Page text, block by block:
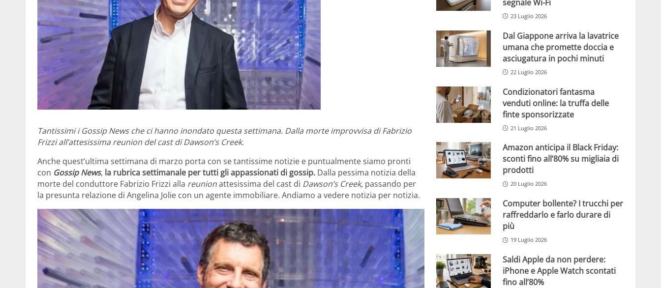
Tantissimi i Gossip News che ci hanno inondato questa settimana. Dalla morte improvvisa di Fabrizio
Frizzi all’attesissima reunion del cast di Dawson’s Creek.
Anche quest’ultima settimana di marzo porta con se tantissime notizie e puntualmente siamo pronti
con Gossip News, la rubrica settimanale per tutti gli appassionati di gossip. Dalla pessima notizia della
morte del conduttore Fabrizio Frizzi alla reunionattesissima del cast di Dawson’s Creek, passando per
la presunta relazione di Angelina Jolie con un agente immobiliare. Andiamo a vedere notizia per notizia.
segnale Wi-Fi
23 Luglio 2026
Dal Giappone arriva la lavatrice
umana che promette doccia e
asciugatura in pochi minuti
22 Luglio 2026
Condizionatori fantasma
venduti online: la truffa delle
finte sponsorizzate
21 Luglio 2026
Amazon anticipa il Black Friday:
sconti fino all’80% su migliaia di
prodotti
20 Luglio 2026
Computer bollente? I trucchi per
raffreddarlo e farlo durare di
più
19 Luglio 2026
Saldi Apple da non perdere:
iPhone e Apple Watch scontati
fino all’80%